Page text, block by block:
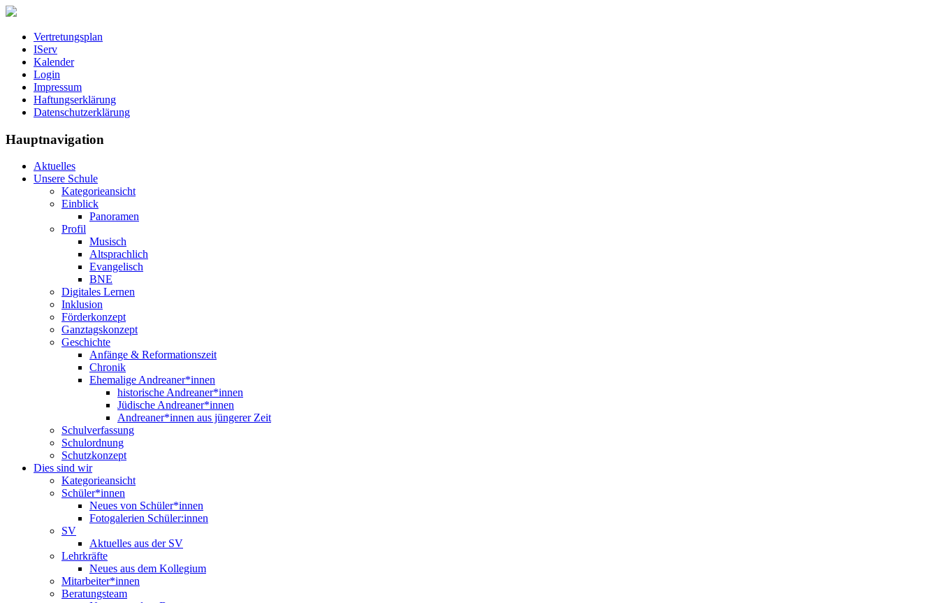
Vertretungsplan
IServ
Kalender
Login
Impressum
Haftungserklärung
Datenschutzerklärung
Hauptnavigation
Aktuelles
Unsere Schule
Kategorieansicht
Einblick
Panoramen
Profil
Musisch
Altsprachlich
Evangelisch
BNE
Digitales Lernen
Inklusion
Förderkonzept
Ganztagskonzept
Geschichte
Anfänge & Reformationszeit
Chronik
Ehemalige Andreaner*innen
historische Andreaner*innen
Jüdische Andreaner*innen
Andreaner*innen aus jüngerer Zeit
Schulverfassung
Schulordnung
Schutzkonzept
Dies sind wir
Kategorieansicht
Schüler*innen
Neues von Schüler*innen
Fotogalerien Schüler:innen
SV
Aktuelles aus der SV
Lehrkräfte
Neues aus dem Kollegium
Mitarbeiter*innen
Beratungsteam